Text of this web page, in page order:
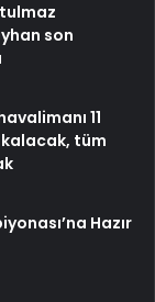
son
11
tüm
Hazır